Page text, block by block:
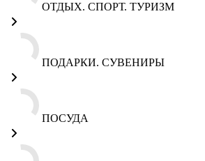
ОТДЫХ. СПОРТ. ТУРИЗМ
ПОДАРКИ. СУВЕНИРЫ
ПОСУДА